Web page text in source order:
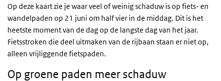
Op deze kaart zie je waar veel of weinig schaduw is op fiets- en
wandelpaden op 21 juni om half vier in de middag. Dit is het
heetste moment van de dag op de langste dag van het jaar.
Fietsstroken die deel uitmaken van de rijbaan staan er niet op,
alleen vrijliggende fietspaden.
Op groene paden meer schaduw